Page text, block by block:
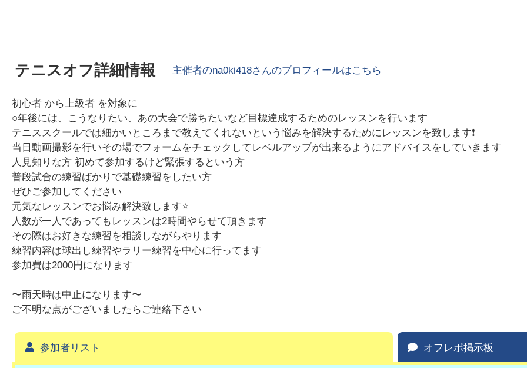
テニスオフ詳細情報 主催者のna0ki418さんのプロフィールはこちら
初心者 から上級者 を対象に
○年後には、こうなりたい、あの大会で勝ちたいなど目標達成するためのレッスンを行います
テニススクールでは細かいところまで教えてくれないという悩みを解決するためにレッスンを致します❗️
当日動画撮影を行いその場でフォームをチェックしてレベルアップが出来るようにアドバイスをしていきます
人見知りな方 初めて参加するけど緊張するという方
普段試合の練習ばかりで基礎練習をしたい方
ぜひご参加してください
元気なレッスンでお悩み解決致します⭐️
人数が一人であってもレッスンは2時間やらせて頂きます
その際はお好きな練習を相談しながらやります
練習内容は球出し練習やラリー練習を中心に行ってます
参加費は2000円になります
〜雨天時は中止になります〜
ご不明な点がございましたらご連絡下さい
参加者リスト オフレポ掲示板